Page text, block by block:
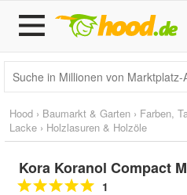
Hood › Baumarkt & Garten › Farben,
Lacke › Holzlasuren & Holzöle
Kora Koranol Compact
1